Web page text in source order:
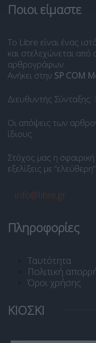
Ποιοι είμαστε
Το Libre είναι ένας
και στελεχώνεται
αρθρογράφων.
Ανήκει στην SP COM
Διευθυντής Σύνταξης:
Οι απόψεις των
ίδιους.
Στόχος μας η
εξελίξεις με
info@libre.gr
Πληροφορίες
Ταυτότητα
Πολιτική
Όροι χρήσης
ΚΙΟΣΚΙ